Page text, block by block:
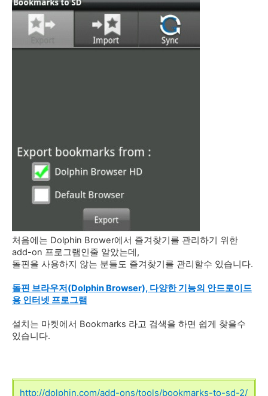
처음에는 Dolphin Brower에서 즐겨찾기를 관리하기 위한
add-on 프로그램인줄 알았는데,
돌핀을 사용하지 않는 분들도 즐겨찾기를 관리할수 있습니다.
돌핀 브라우저(Dolphin Browser), 다양한 기능의 안드로이드
용 인터넷 프로그램
설치는 마켓에서 Bookmarks 라고 검색을 하면 쉽게 찾을수
있습니다.
http://dolphin.com/add-ons/tools/bookmarks-to-sd-2/